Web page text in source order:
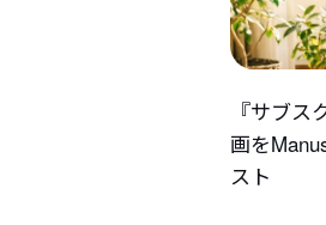
『サブ
画を
スト